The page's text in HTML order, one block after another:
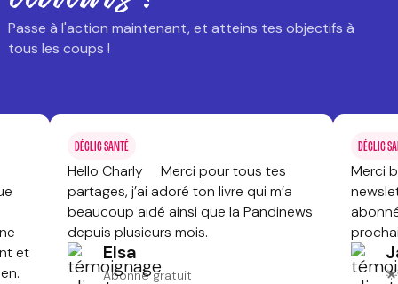
Passe à l'action maintenant, et atteins tes objectifs à
tous les coups !
et
DÉCLIC SANTÉ
Hello Charly Merci pour tous tes
partages, j’ai adoré ton livre qui m’a
beaucoup aidé ainsi que la Pandinews
depuis plusieurs mois.
Elsa
Abonné gratuit
DÉCLIC
Merci